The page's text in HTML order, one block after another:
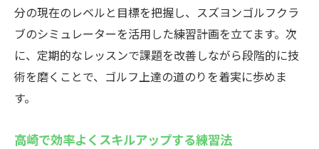
分の現在のレベルと目標を把握し、スズヨンゴルフクラ
ブのシミュレーターを活用した練習計画を立てます。次
に、定期的なレッスンで課題を改善しながら段階的に技
術を磨くことで、ゴルフ上達の道のりを着実に歩めま
す。
高崎で効率よくスキルアップする練習法